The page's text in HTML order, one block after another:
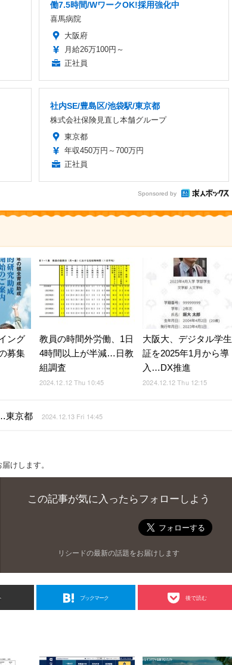
働7.5時間/WワークOK!採用強化中
喜馬病院
大阪府
月給26万100円～
正社員
社内SE/豊島区/池袋駅/東京都
株式会社保険見直し本舗グループ
東京都
年収450万円～700万円
正社員
Sponsored by
ング
募集
教員の時間外労働、1日
4時間以上が半減…日教
組調査
2024.12.12 Thu 10:45
大阪大、デジタル学生
証を2025年1月から導
入…DX推進
2024.12.12 Thu 12:15
東京都 2024.12.13 Fri 14:45
けします。
この記事が気に入ったらフォローしよう
リシードの最新の話題をお届けします
ブックマーク 後で読む